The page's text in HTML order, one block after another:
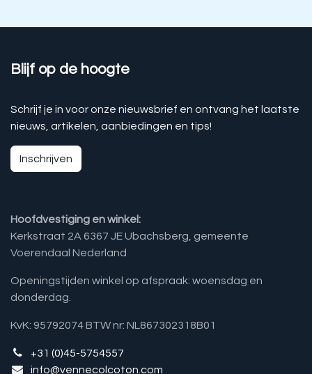
Blijf op de hoogte
Schrijf je in voor onze nieuwsbrief en ontvang het laatste
nieuws, artikelen, aanbiedingen en tips!
Inschrijven
Hoofdvestiging en winkel:
Kerkstraat 2A 6367 JE Ubachsberg, gemeente
Voerendaal Nederland
Openingstijden winkel op afspraak: woensdag en
donderdag.
KvK: 95792074 BTW nr: NL867302318B01
+31 (0)45-5754557
info@vennecolcoton.com